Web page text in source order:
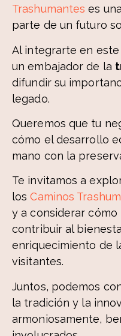
Trashumanteses
parte de un futuro
Al integrarte en
un embajador de la
difundir su
legado.
Queremos que tu
cómo el desarrollo
mano con la
Te invitamos a
losCaminos
y a considerar
contribuir al
enriquecimiento de
visitantes.
Juntos, podemos
la tradición y la
armoniosamente,